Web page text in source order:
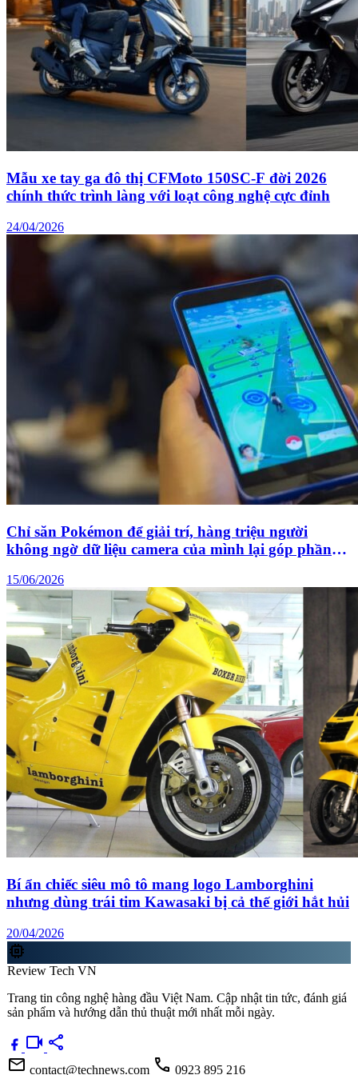
Mẫu xe tay ga đô thị CFMoto 150SC-F đời 2026
chính thức trình làng với loạt công nghệ cực đỉnh
24/04/2026
Chỉ săn Pokémon để giải trí, hàng triệu người
không ngờ dữ liệu camera của mình lại góp phần
15/06/2026
Bí ẩn chiếc siêu mô tô mang logo Lamborghini
nhưng dùng trái tim Kawasaki bị cả thế giới hắt hủi
20/04/2026
memory
Review Tech VN
Trang tin công nghệ hàng đầu Việt Nam. Cập nhật tin tức, đánh giá
sản phẩm và hướng dẫn thủ thuật mới nhất mỗi ngày.
videocam share
mail contact@technews.com call 0923 895 216